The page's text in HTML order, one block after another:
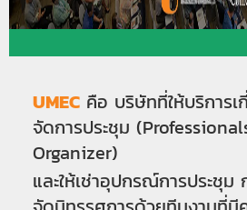
UMEC คือ บริษัทที่ให้บริการ
จัดการประชุม
Organizer)
และให้เช่าอุปกรณ์การประชุม